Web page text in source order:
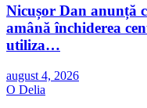
Nicușor Dan anunță
amână închiderea
utiliza…
august 4, 2026
O Delia